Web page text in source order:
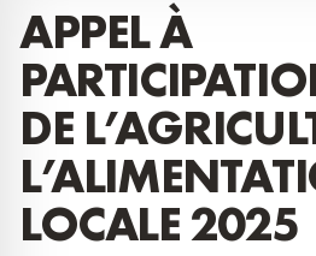
APPEL À
DE
LOCALE 2025